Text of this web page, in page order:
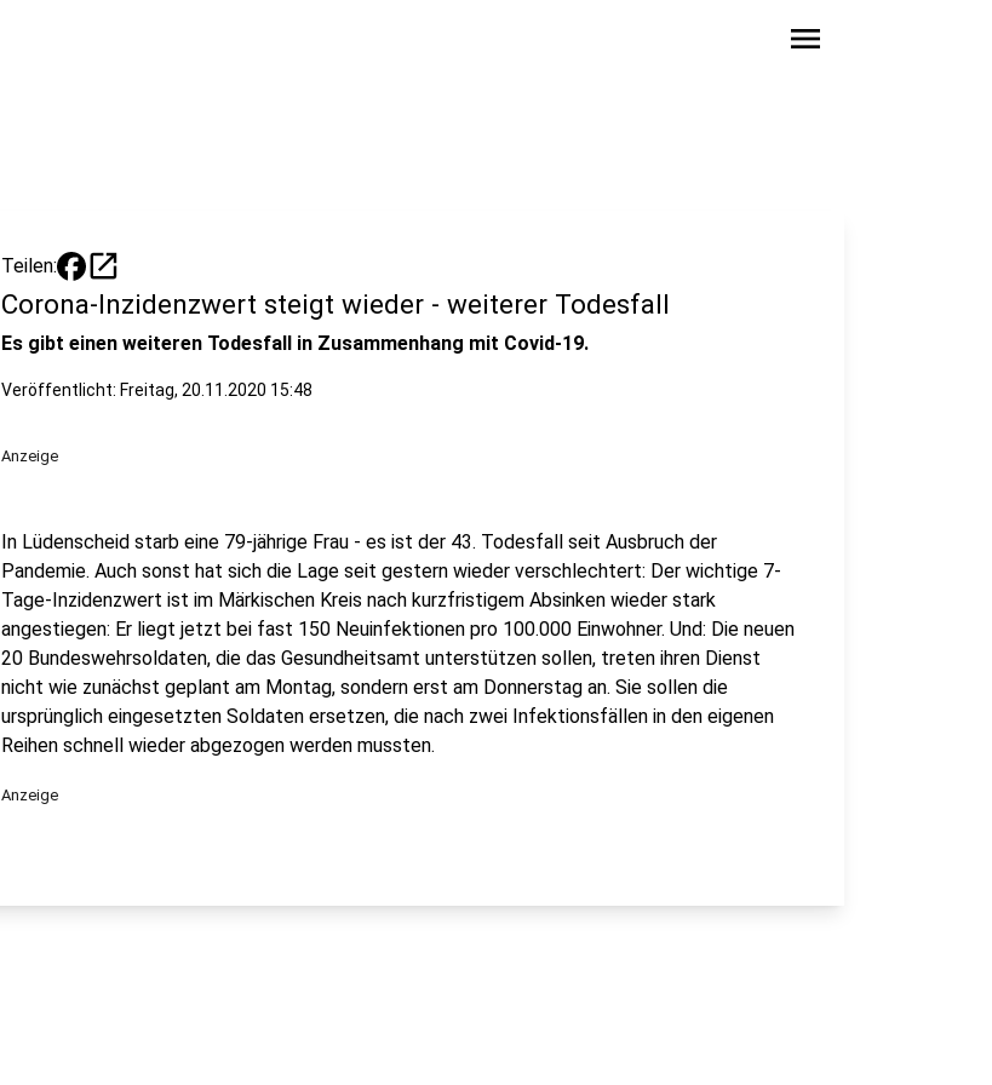
menu
Teilen: open_in_new
Corona-Inzidenzwert steigt wieder - weiterer Todesfall
Es gibt einen weiteren Todesfall in Zusammenhang mit Covid-19.
Veröffentlicht: Freitag, 20.11.2020 15:48
Anzeige
In Lüdenscheid starb eine 79-jährige Frau - es ist der 43. Todesfall seit Ausbruch der
Pandemie. Auch sonst hat sich die Lage seit gestern wieder verschlechtert: Der wichtige 7-
Tage-Inzidenzwert ist im Märkischen Kreis nach kurzfristigem Absinken wieder stark
angestiegen: Er liegt jetzt bei fast 150 Neuinfektionen pro 100.000 Einwohner. Und: Die neuen
20 Bundeswehrsoldaten, die das Gesundheitsamt unterstützen sollen, treten ihren Dienst
nicht wie zunächst geplant am Montag, sondern erst am Donnerstag an. Sie sollen die
ursprünglich eingesetzten Soldaten ersetzen, die nach zwei Infektionsfällen in den eigenen
Reihen schnell wieder abgezogen werden mussten.
Anzeige